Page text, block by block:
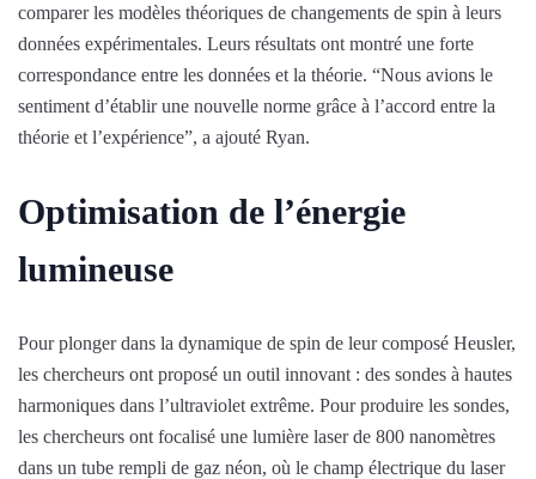
comparer les modèles théoriques de changements de spin à leurs
données expérimentales. Leurs résultats ont montré une forte
correspondance entre les données et la théorie. “Nous avions le
sentiment d’établir une nouvelle norme grâce à l’accord entre la
théorie et l’expérience”, a ajouté Ryan.
Optimisation de l’énergie
lumineuse
Pour plonger dans la dynamique de spin de leur composé Heusler,
les chercheurs ont proposé un outil innovant : des sondes à hautes
harmoniques dans l’ultraviolet extrême. Pour produire les sondes,
les chercheurs ont focalisé une lumière laser de 800 nanomètres
dans un tube rempli de gaz néon, où le champ électrique du laser